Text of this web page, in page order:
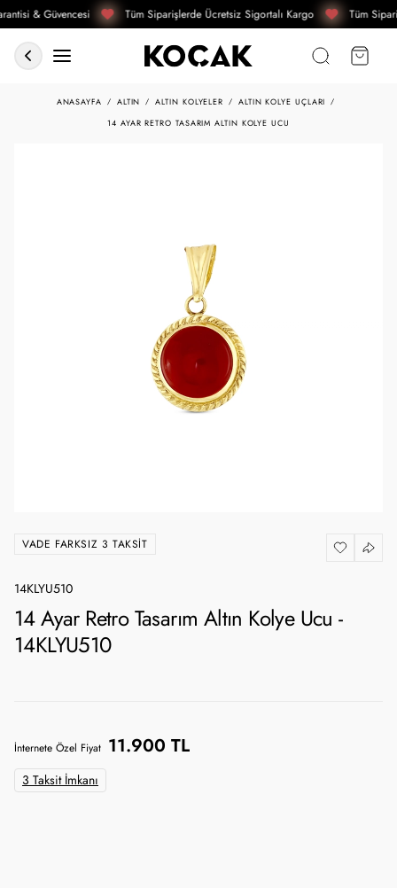
& Güvencesi Tüm Siparişlerde Ücretsiz Sigortalı Kargo Tüm
ANASAYFA ALTIN ALTIN KOLYELER
ALTIN KOLYE UÇLARI
14 AYAR RETRO TASARIM ALTIN KOLYE UCU
VADE FARKSIZ 3 TAKSIT
14KLYU510
14 Ayar Retro Tasarım Altın Kolye Ucu -
14KLYU510
İnternete Özel Fiyat 11.900 TL
3 Taksit İmkanı